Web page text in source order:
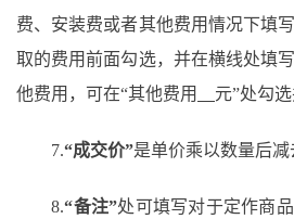
费、安装费或者其他费用情况下填
取的费用前面勾选，并在横线处填
他费用，可在“其他费用 元”处勾
7.“成交价”是单价乘以数量后
8.“备注”处可填写对于定作商